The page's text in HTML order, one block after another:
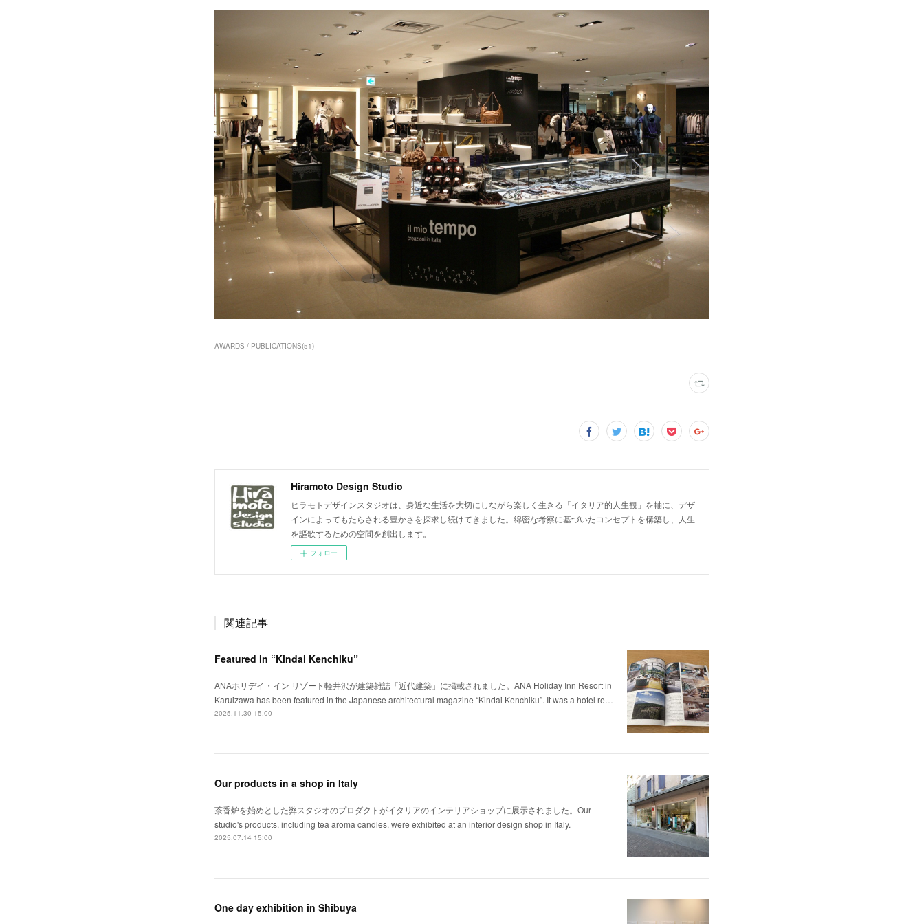
AWARDS / PUBLICATIONS(51)
Hiramoto Design Studio
ヒラモトデザインスタジオは、身近な生活を大切にしながら楽しく生きる「イタリア的人生観」を軸に、デザ
インによってもたらされる豊かさを探求し続けてきました。綿密な考察に基づいたコンセプトを構築し、人生
を謳歌するための空間を創出します。
フォロー
関連記事
Featured in “Kindai Kenchiku”
ANAホリデイ・イン リゾート軽井沢が建築雑誌「近代建築」に掲載されました。ANA Holiday Inn Resort in
Karuizawa has been featured in the Japanese architectural magazine “Kindai Kenchiku”. It was a hotel re…
2025.11.30 15:00
Our products in a shop in Italy
茶香炉を始めとした弊スタジオのプロダクトがイタリアのインテリアショップに展示されました。Our
studio's products, including tea aroma candles, were exhibited at an interior design shop in Italy.
2025.07.14 15:00
One day exhibition in Shibuya